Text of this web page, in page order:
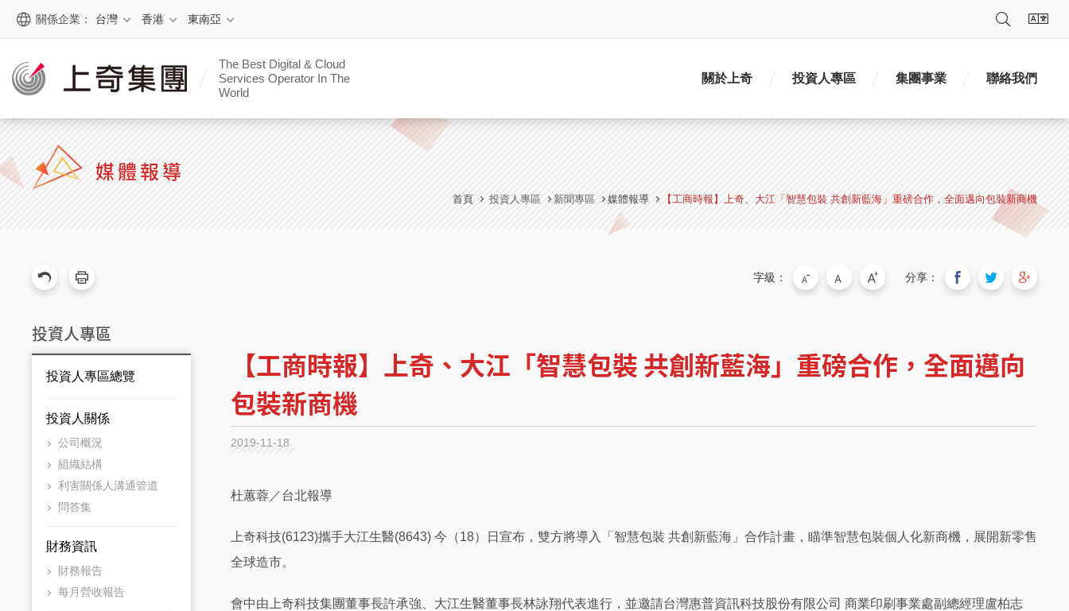
關係企業： 台灣 香港 東南亞
The Best Digital & Cloud
Services Operator In The
World
關於上奇 投資人專區 集團事業 聯絡我們
搜尋
媒體報導
首頁 投資人專區 新聞專區 媒體報導 【工商時報】上奇、大江「智慧包裝 共創新藍海」重磅合作，全面邁向包裝新商機
字級： 分享：
投資人專區
投資人專區總覽
投資人關係
公司概況
組織結構
利害關係人溝通管道
問答集
財務資訊
財務報告
每月營收報告
【工商時報】上奇、大江「智慧包裝 共創新藍海」重磅合作，全面邁向
包裝新商機
2019-11-18
杜蕙蓉／台北報導
上奇科技(6123)攜手大江生醫(8643) 今（18）日宣布，雙方將導入「智慧包裝 共創新藍海」合作計畫，瞄準智慧包裝個人化新商機，展開新零售
全球造市。
會中由上奇科技集團董事長許承強、大江生醫董事長林詠翔代表進行，並邀請台灣惠普資訊科技股份有限公司 商業印刷事業處副總經理盧柏志